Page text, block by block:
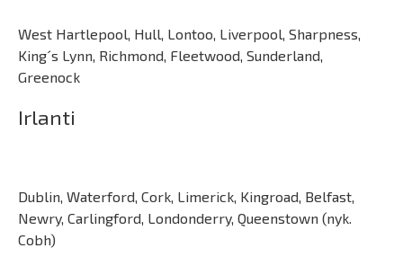
West Hartlepool, Hull, Lontoo, Liverpool, Sharpness,
King´s Lynn, Richmond, Fleetwood, Sunderland,
Greenock
Irlanti
Dublin, Waterford, Cork, Limerick, Kingroad, Belfast,
Newry, Carlingford, Londonderry, Queenstown (nyk.
Cobh)